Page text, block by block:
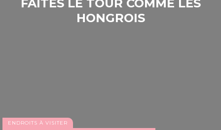
FAITES LE TOUR COMME LES
HONGROIS
ENDROITS À VISITER